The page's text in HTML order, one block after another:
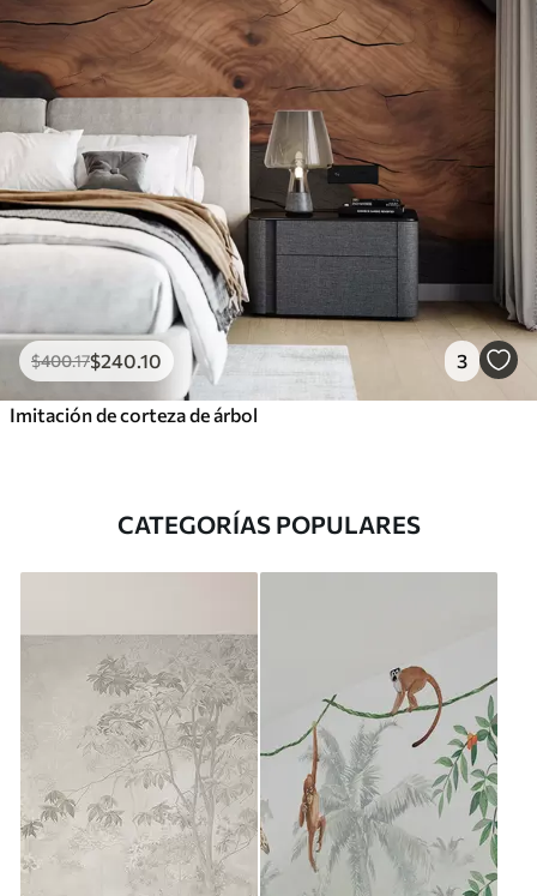
$400.17$240.10 3
Imitación de corteza de árbol
CATEGORÍAS POPULARES